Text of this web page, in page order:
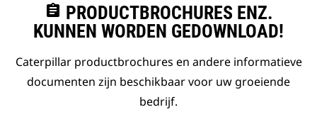
assignment PRODUCTBROCHURES ENZ.
KUNNEN WORDEN GEDOWNLOAD!
Caterpillar productbrochures en andere informatieve
documenten zijn beschikbaar voor uw groeiende
bedrijf.